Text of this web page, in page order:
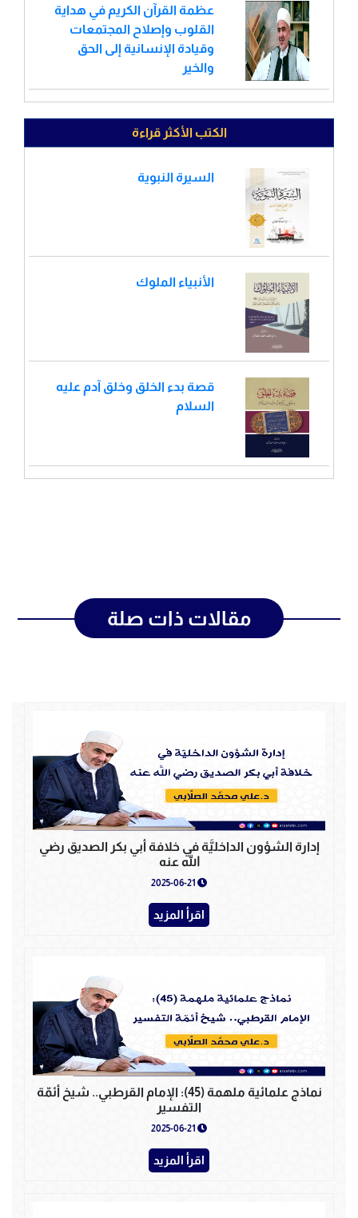
عظمة القرآن الكريم في هداية
القلوب وإصلاح المجتمعات
وقيادة الإنسانية إلى الحق
والخير
الكتب الأكثر قراءة
السيرة النبوية
الأنبياء الملوك
قصة بدء الخلق وخلق آدم عليه
السلام
مقالات ذات صلة
إدارة الشؤون الداخليَّة في خلافة أبي بكر الصديق رضي
الله عنه
اقرأ المزيد
نماذج علمائية ملهمة (45): الإمام القرطبي.. شيخ أئمّة
التفسير
اقرأ المزيد